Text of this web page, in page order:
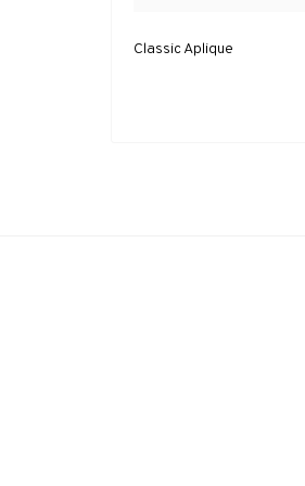
Classic Aplique